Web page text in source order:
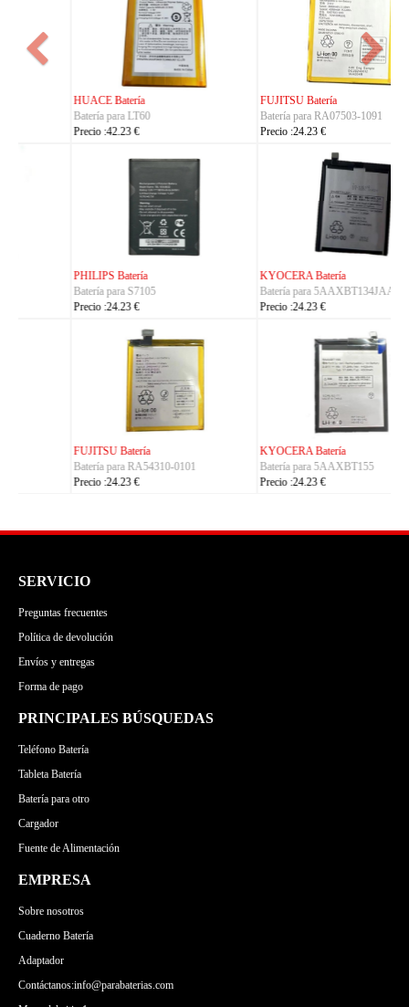
FUJITSU Batería
Batería para RA07503-1091
Precio :24.23 €
FUJITSU Batería
Batería para RA07504-1091
Precio :24.23 €
KYOCERA Batería
Batería para 5AAXBT134JAA
Precio :24.23 €
KYOCERA Batería
Batería para 5AAXBT113JAA
Precio :24.23 €
KYOCERA Batería
Batería para 5AAXBT155
Precio :24.23 €
ACE Batería
Batería para BAS022
Precio :24.23 €
SERVICIO
Preguntas frecuentes
Política de devolución
Envíos y entregas
Forma de pago
PRINCIPALES BÚSQUEDAS
Teléfono Batería
Tableta Batería
Batería para otro
Cargador
Fuente de Alimentación
EMPRESA
Sobre nosotros
Cuaderno Batería
Adaptador
Contáctanos:info@parabaterias.com